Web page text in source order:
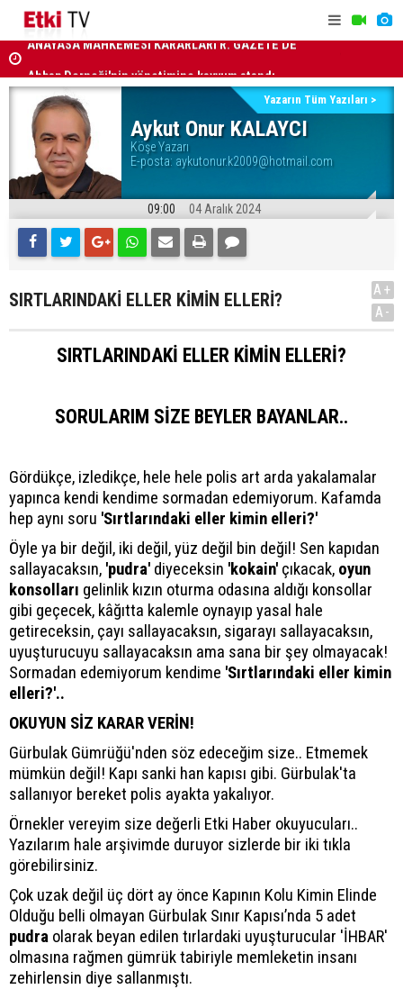
ANAYASA MAHKEMESİ KARARLARI R. GAZETE'DE
Savunma
Aykut Onur KALAYCI
Köşe Yazarı
E-posta: aykutonur.k2009@hotmail.com
Yazarın Tüm Yazıları >
09:00 04 Aralık 2024
SIRTLARINDAKİ ELLER KİMİN ELLERİ?
A+
A-
SIRTLARINDAKİ ELLER KİMİN ELLERİ?
SORULARIM SİZE BEYLER BAYANLAR..
Gördükçe, izledikçe, hele hele polis art arda yakalamalar
yapınca kendi kendime sormadan edemiyorum. Kafamda
hep aynı soru 'Sırtlarındaki eller kimin elleri?'
Öyle ya bir değil, iki değil, yüz değil bin değil! Sen kapıdan
sallayacaksın, 'pudra' diyeceksin 'kokain' çıkacak, oyun
konsolları gelinlik kızın oturma odasına aldığı konsollar
gibi geçecek, kâğıtta kalemle oynayıp yasal hale
getireceksin, çayı sallayacaksın, sigarayı sallayacaksın,
uyuşturucuyu sallayacaksın ama sana bir şey olmayacak!
Sormadan edemiyorum kendime 'Sırtlarındaki eller kimin
elleri?'..
OKUYUN SİZ KARAR VERİN!
Gürbulak Gümrüğü'nden söz edeceğim size.. Etmemek
mümkün değil! Kapı sanki han kapısı gibi. Gürbulak'ta
sallanıyor bereket polis ayakta yakalıyor.
Örnekler vereyim size değerli Etki Haber okuyucuları..
Yazılarım hale arşivimde duruyor sizlerde bir iki tıkla
görebilirsiniz.
Çok uzak değil üç dört ay önce Kapının Kolu Kimin Elinde
Olduğu belli olmayan Gürbulak Sınır Kapısı’nda 5 adet
pudra olarak beyan edilen tırlardaki uyuşturucular 'İHBAR'
olmasına rağmen gümrük tabiriyle memleketin insanı
zehirlensin diye sallanmıştı.